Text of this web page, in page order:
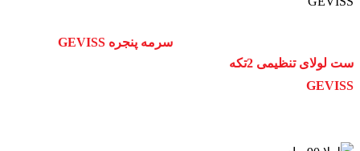
ست لولای تنظیمی 2تکه
GEVISS
سرمه پنجره GEVISS